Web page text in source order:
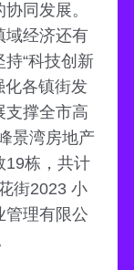
同发展。
域经济还有
“科技创新
化各镇街发
支撑全市高
景湾房地产
19栋，共计
街2023 小
管理有限公